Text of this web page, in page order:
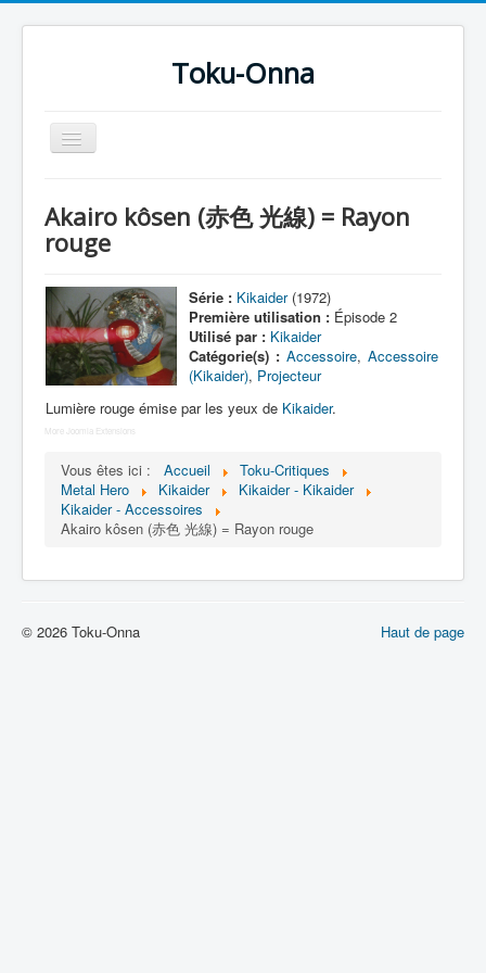
Toku-Onna
Basculer
la
Toku-Actrices
Séries
Films
COSAA
Dessins
Lexique
Jinzô ningen Kikaider (人造 人間
Akairo kôsen (赤色 光線) = Rayon
rouge
Série : Kikaider(1972)
Première utilisation : Épisode 2
Utilisé par : Kikaider
Catégorie(s) : Accessoire,Accessoire
(Kikaider), Projecteur
Lumière rouge émise par les yeux de Kikaider.
More Joomla Extensions
Vous êtes ici : Accueil
Toku-Critiques
Metal Hero
Kikaider
Kikaider - Kikaider
Kikaider - Accessoires
Akairo kôsen (赤色 光線) = Rayon rouge
Haut de page
© 2026 Toku-Onna